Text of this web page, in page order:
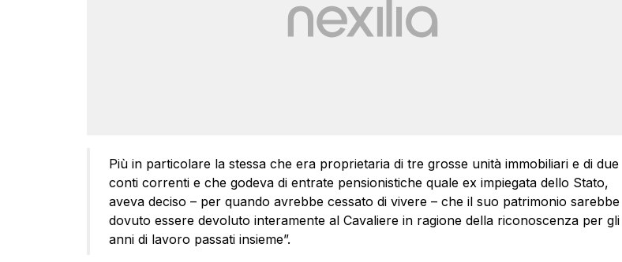
Più in particolare la stessa che era proprietaria di tre grosse unità immobiliari e di due
conti correnti e che godeva di entrate pensionistiche quale ex impiegata dello Stato,
aveva deciso – per quando avrebbe cessato di vivere – che il suo patrimonio sarebbe
dovuto essere devoluto interamente al Cavaliere in ragione della riconoscenza per gli
anni di lavoro passati insieme”.